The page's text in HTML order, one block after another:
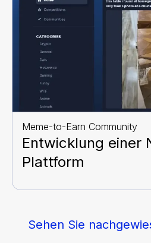
Meme-to-Earn Community
Entwicklung einer
Plattform
Sehen Sie